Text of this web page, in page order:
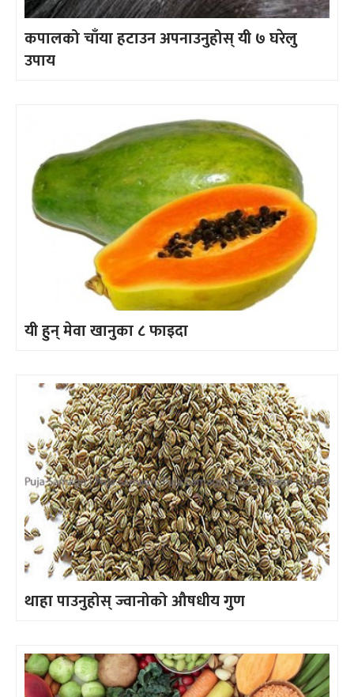
कपालको चाँया हटाउन अपनाउनुहोस् यी ७ घरेलु
उपाय
यी हुन् मेवा खानुका ८ फाइदा
थाहा पाउनुहोस् ज्वानोको औषधीय गुण